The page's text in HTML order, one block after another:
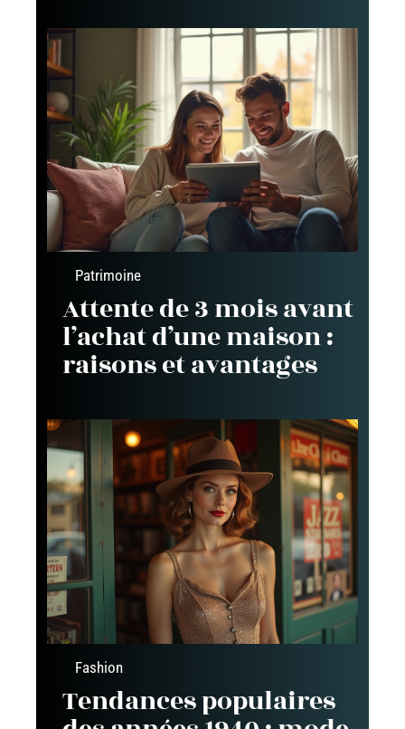
Patrimoine
Attente de 3 mois avant
l’achat d’une maison :
raisons et avantages
Fashion
Tendances populaires